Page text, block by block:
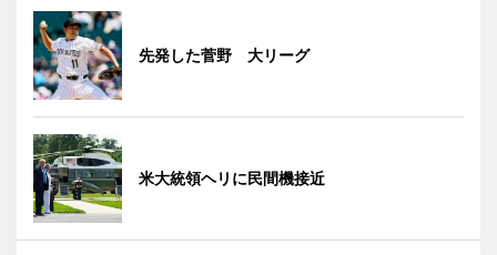
先発した菅野 大リーグ
米大統領ヘリに民間機接近